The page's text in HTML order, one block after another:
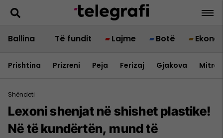
Ballina Të fundit Lajme Botë
Prishtina Prizreni Peja Ferizaj Gjakova
Shëndeti
Lexoni shenjat në shishet plastike!
Në të kundërtën, mund të